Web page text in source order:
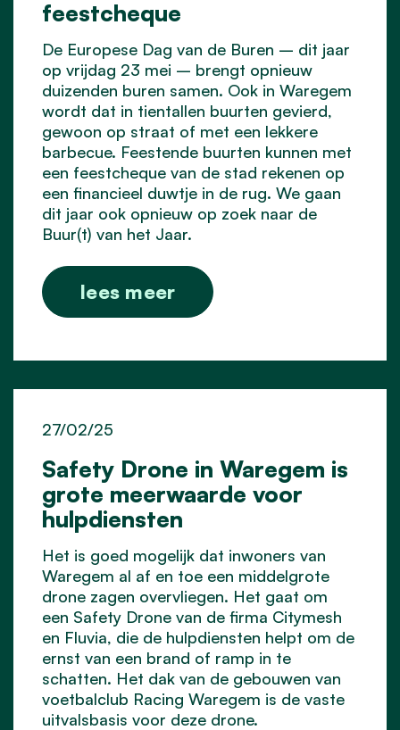
feestcheque
De Europese Dag van de Buren – dit jaar
op vrijdag 23 mei – brengt opnieuw
duizenden buren samen. Ook in Waregem
wordt dat in tientallen buurten gevierd,
gewoon op straat of met een lekkere
barbecue. Feestende buurten kunnen met
een feestcheque van de stad rekenen op
een financieel duwtje in de rug. We gaan
dit jaar ook opnieuw op zoek naar de
Buur(t) van het Jaar.
lees meer
Safety Drone in Waregem is
grote meerwaarde voor
hulpdiensten
27/02/25
Het is goed mogelijk dat inwoners van
Waregem al af en toe een middelgrote
drone zagen overvliegen. Het gaat om
een Safety Drone van de firma Citymesh
en Fluvia, die de hulpdiensten helpt om de
ernst van een brand of ramp in te
schatten. Het dak van de gebouwen van
voetbalclub Racing Waregem is de vaste
uitvalsbasis voor deze drone.